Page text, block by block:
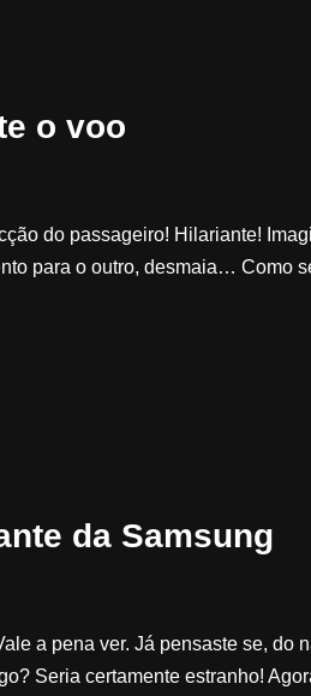
o voo
do passageiro! Hilariante!
para o outro, desmaia… Como
da Samsung
a pena ver. Já pensaste se, do
Seria certamente estranho!